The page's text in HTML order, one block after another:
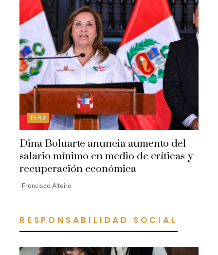
PERÚ
Dina Boluarte anuncia aumento del
salario mínimo en medio de críticas y
recuperación económica
Francisco Alteiro
RESPONSABILIDAD SOCIAL